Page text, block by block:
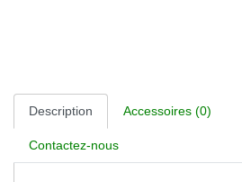
Description Accessoires (0)
Contactez-nous